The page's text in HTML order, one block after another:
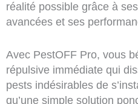
réalité possible grâce à
avancées et ses
Avec PestOFF Pro, vous
répulsive immédiate qui
pests indésirables de
qu’une simple solution